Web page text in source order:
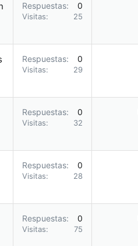
Respuestas 0
Visitas 25
Respuestas 0
Visitas 29
Respuestas 0
Visitas 32
Respuestas 0
Visitas 28
Respuestas 0
Visitas 75